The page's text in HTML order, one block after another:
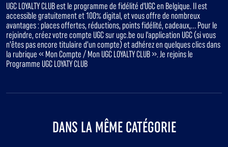
UGC LOYALTY CLUB est le programme de fidélité d'UGC en Belgique. Il est
accessible gratuitement et 100% digital, et vous offre de nombreux
avantages : places offertes, réductions, points fidélité, cadeaux,... Pour le
rejoindre, créez votre compte UGC sur ugc.be ou l'application UGC (si vous
n’êtes pas encore titulaire d’un compte) et adhérez en quelques clics dans
la rubrique « Mon Compte / Mon UGC LOYALTY CLUB ». Je rejoins le
Programme UGC LOYATY CLUB
DANS LA MÊME CATÉGORIE